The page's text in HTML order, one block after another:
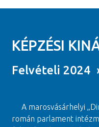
KÉPZÉSI
Felvételi 2024
A marosvásárhelyi
román parlament